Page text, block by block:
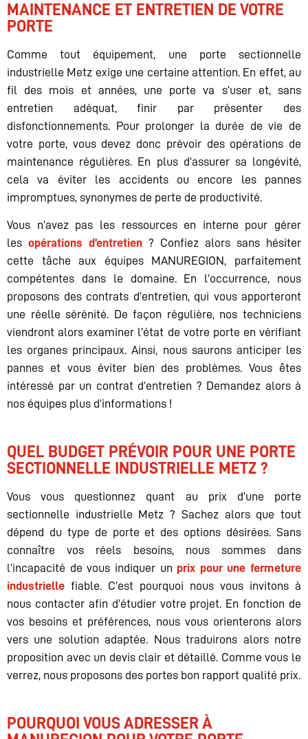
MAINTENANCE ET ENTRETIEN DE VOTRE
PORTE
Comme tout équipement, une porte sectionnelle
industrielle Metz exige une certaine attention. En effet, au
fil des mois et années, une porte va s’user et, sans
entretien adéquat, finir par présenter des
disfonctionnements. Pour prolonger la durée de vie de
votre porte, vous devez donc prévoir des opérations de
maintenance régulières. En plus d’assurer sa longévité,
cela va éviter les accidents ou encore les pannes
impromptues, synonymes de perte de productivité.
Vous n’avez pas les ressources en interne pour gérer
les opérations d’entretien ? Confiez alors sans hésiter
cette tâche aux équipes MANUREGION, parfaitement
compétentes dans le domaine. En l’occurrence, nous
proposons des contrats d’entretien, qui vous apporteront
une réelle sérénité. De façon régulière, nos techniciens
viendront alors examiner l’état de votre porte en vérifiant
les organes principaux. Ainsi, nous saurons anticiper les
pannes et vous éviter bien des problèmes. Vous êtes
intéressé par un contrat d’entretien ? Demandez alors à
nos équipes plus d’informations !
QUEL BUDGET PRÉVOIR POUR UNE PORTE
SECTIONNELLE INDUSTRIELLE METZ ?
Vous vous questionnez quant au prix d’une porte
sectionnelle industrielle Metz ? Sachez alors que tout
dépend du type de porte et des options désirées. Sans
connaître vos réels besoins, nous sommes dans
l’incapacité de vous indiquer un prix pour une fermeture
industrielle fiable. C’est pourquoi nous vous invitons à
nous contacter afin d’étudier votre projet. En fonction de
vos besoins et préférences, nous vous orienterons alors
vers une solution adaptée. Nous traduirons alors notre
proposition avec un devis clair et détaillé. Comme vous le
verrez, nous proposons des portes bon rapport qualité prix.
POURQUOI VOUS ADRESSER À